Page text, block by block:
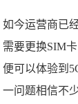
如今运营商已
需要更换SIM
便可以体验到
一问题相信不